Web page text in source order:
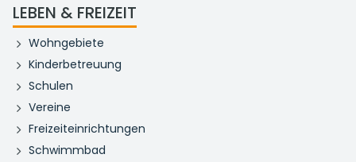
LEBEN & FREIZEIT
Wohngebiete
Kinderbetreuung
Schulen
Vereine
Freizeiteinrichtungen
Schwimmbad